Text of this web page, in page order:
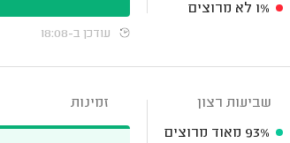
1% לא מרוצים
עודכן ב-18:08
שביעות רצון
93% מאוד מרוצים
זמינות